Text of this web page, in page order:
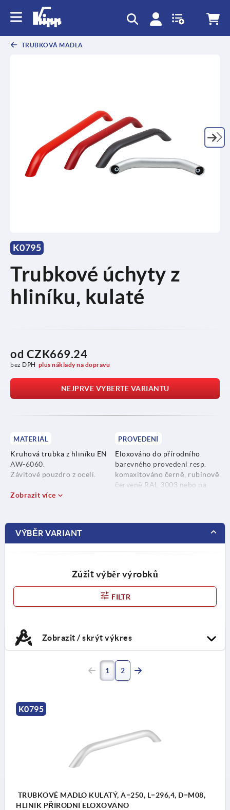
TRUBKOVÁ MADLA
K0795
Trubkové úchyty z
hliníku, kulaté
od CZK669.24
bez DPH plus náklady na dopravu
NEJPRVE VYBERTE VARIANTU
MATERIÁL
Kruhová trubka z hliníku EN
AW-6060.
Závitové pouzdro z oceli.
PROVEDENÍ
Eloxováno do přírodního
barevného provedení resp.
komaxitováno černě, rubínově
červeně RAL 3003 nebo na
Zobrazit více
VÝBĚR VARIANT
Zúžit výběr výrobků
FILTR
Zobrazit / skrýt výkres
1 2
K0795
TRUBKOVÉ MADLO KULATÝ, A=250, L=296,4, D=M08,
HLINÍK PŘÍRODNÍ ELOXOVÁNO